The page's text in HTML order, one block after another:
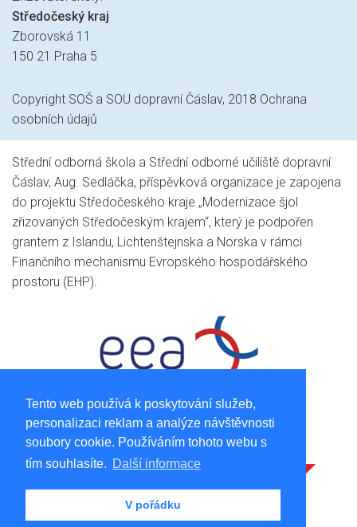
Tento web používá k poskytování služeb,
personalizaci reklam a analýze návštěvnosti
soubory cookie. Používáním tohoto webu s
tím souhlasíte. Další informace
V pořádku
Středočeský kraj
Zborovská 11
150 21 Praha 5
Copyright SOŠ a SOU dopravní Čáslav, 2018 Ochrana
osobních údajů
Střední odborná škola a Střední odborné učiliště dopravní
Čáslav, Aug. Sedláčka, příspěvková organizace je zapojena
do projektu Středočeského kraje „Modernizace šjol
zřizovaných Středočeským krajem“, který je podpořen
grantem z Islandu, Lichtenštejnska a Norska v rámci
Finančního mechanismu Evropského hospodářského
prostoru (EHP).